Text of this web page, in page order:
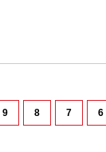
6
7
8
9